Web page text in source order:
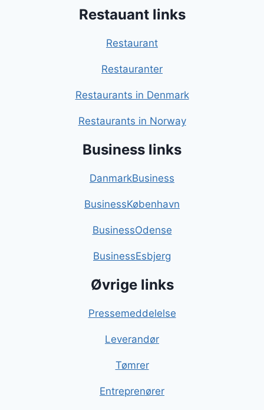
Restauant links
Restaurant
Restauranter
Restaurants in Denmark
Restaurants in Norway
Business links
DanmarkBusiness
BusinessKøbenhavn
BusinessOdense
BusinessEsbjerg
Øvrige links
Pressemeddelelse
Leverandør
Tømrer
Entreprenører